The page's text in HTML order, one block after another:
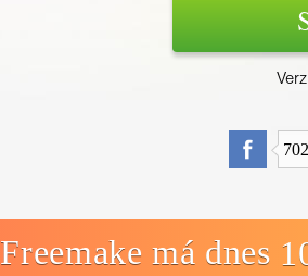
Freemake má dnes 1